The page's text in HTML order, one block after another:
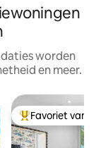
worden
en meer.
Topfavoriet van
Favoriet van